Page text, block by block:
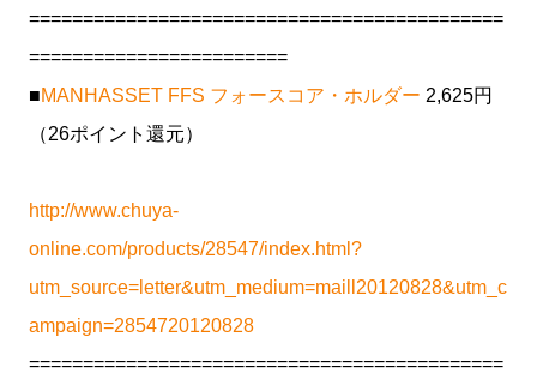
============================================
========================
■MANHASSET FFS フォースコア・ホルダー 2,625円
（26ポイント還元）
http://www.chuya-
online.com/products/28547/index.html?
utm_source=letter&utm_medium=maill20120828&utm_c
ampaign=2854720120828
============================================